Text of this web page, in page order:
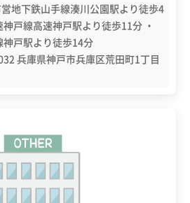
営地下鉄山手線湊川公園駅より徒歩4
神戸線高速神戸駅より徒歩11分 ・
神戸駅より徒歩14分
兵庫県神戸市兵庫区荒田町1丁目